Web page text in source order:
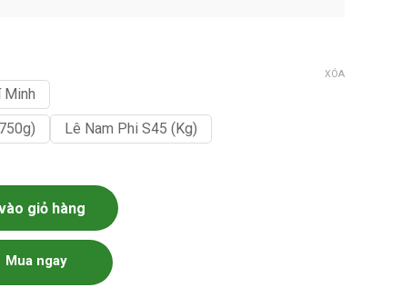
Minh
Lê Nam Phi S45 (kg)
XÓA
giỏ hàng
Mua ngay